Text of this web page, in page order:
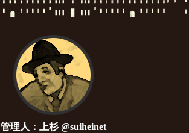
管理人：上杉 @suiheinet